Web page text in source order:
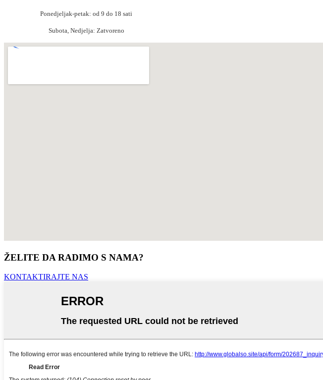
Ponedjeljak-petak: od 9 do 18 sati
Subota, Nedjelja: Zatvoreno
ŽELITE DA RADIMO S NAMA?
KONTAKTIRAJTE NAS